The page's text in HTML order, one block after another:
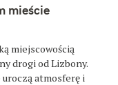
mieście
miejscowością
drogi od Lizbony.
atmosferę i